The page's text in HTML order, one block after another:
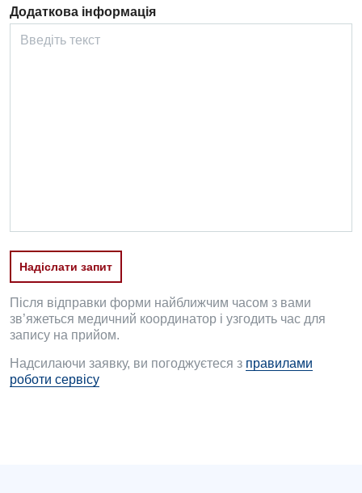
Неврологія
Пульмонологія
Ревматологія
Судинна хірургія
Терапія
Додаткова інформація
Надіслати запит
Після відправки форми найближчим часом з вами
зв’яжеться медичний координатор і узгодить час для
запису на прийом.
Надсилаючи заявку, ви погоджуєтеся з правилами
роботи сервісу